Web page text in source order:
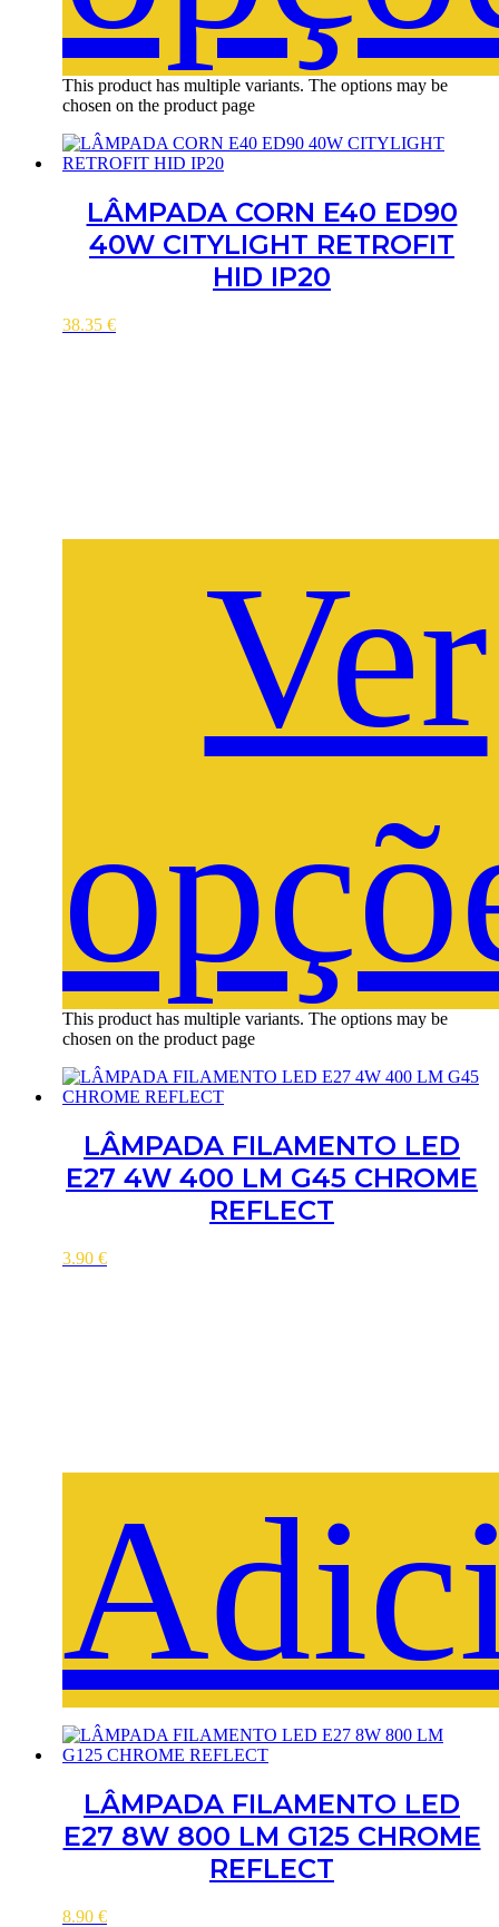
This product has multiple variants. The options may be
chosen on the product page
LÂMPADA CORN E40 ED90
40W CITYLIGHT RETROFIT
HID IP20
38.35 €
Ver
This product has multiple variants. The options may be
chosen on the product page
LÂMPADA FILAMENTO LED
E27 4W 400 LM G45 CHROME
REFLECT
3.90 €
LÂMPADA FILAMENTO LED
E27 8W 800 LM G125 CHROME
REFLECT
8.90 €